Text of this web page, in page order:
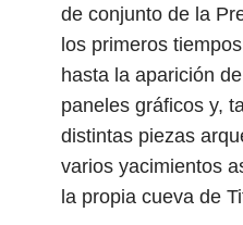
de conjunto de la
los primeros
hasta la aparición
paneles gráficos y,
distintas piezas
varios yacimientos
la propia cueva de